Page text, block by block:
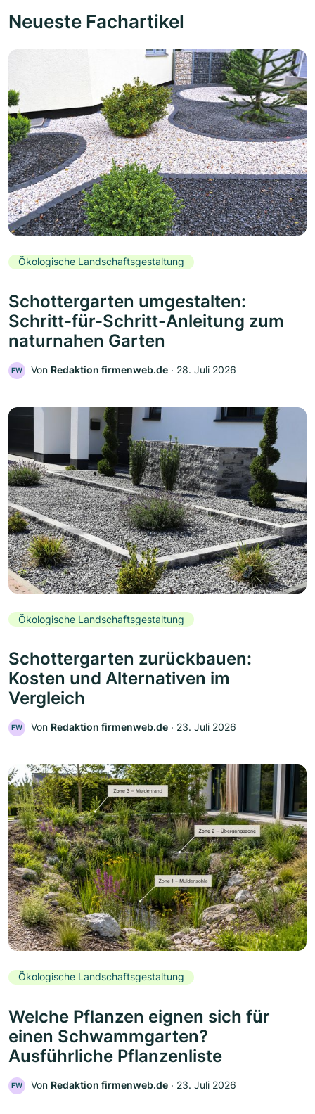
Neueste Fachartikel
Ökologische Landschaftsgestaltung
Schottergarten umgestalten:
Schritt-für-Schritt-Anleitung zum
naturnahen Garten
FW Von Redaktion firmenweb.de ‧ 28. Juli 2026
Ökologische Landschaftsgestaltung
Schottergarten zurückbauen:
Kosten und Alternativen im
Vergleich
FW Von Redaktion firmenweb.de ‧ 23. Juli 2026
Ökologische Landschaftsgestaltung
Welche Pflanzen eignen sich für
einen Schwammgarten?
Ausführliche Pflanzenliste
FW Von Redaktion firmenweb.de ‧ 23. Juli 2026